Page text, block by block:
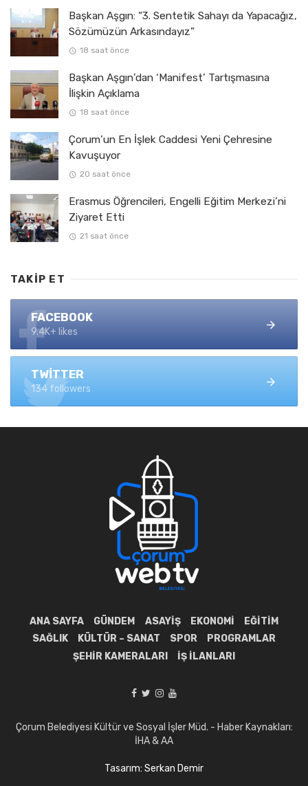
Başkan Aşgın: “3. Sentetik Sahayı da Yapacağız,
Sözümüzün Arkasındayız”
18 saat önce
Başkan Aşgın’dan ‘Manifest’ Tartışmasına
İlişkin Açıklama
18 saat önce
Çorum’un En İşlek Caddesi Yeni Çehresine
Kavuşuyor
20 saat önce
Erasmus Öğrencileri, Engelli Eğitim Merkezi’ni
Ziyaret Etti
21 saat önce
TAKIP ET
FACEBOOK
9.4K+ likes
TWITTER
134 followers
ANA SAYFA GÜNDEM ASAYIŞ EKONOMI
EĞITIM
SAĞLIK
KÜLTÜR – SANAT SPOR
PROGRAMLAR
ŞEHIR KAMERALARI
İŞ İLANLARI
Çorum Belediyesi Kültür ve Sosyal İşler Müd. - Haber Kaynakları:
İHA & AA
Tasarım: Serkan Demir